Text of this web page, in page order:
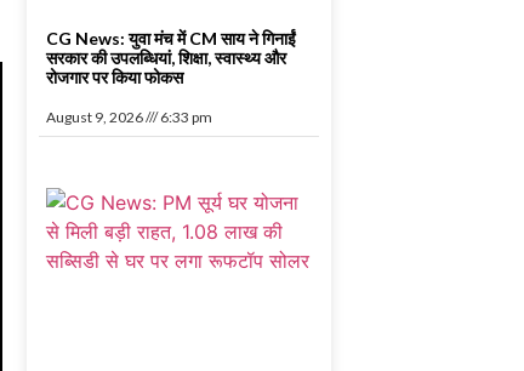
CG News: युवा मंच में CM साय ने गिनाईं
सरकार की उपलब्धियां, शिक्षा, स्वास्थ्य और
रोजगार पर किया फोकस
August 9, 2026 6:33 pm